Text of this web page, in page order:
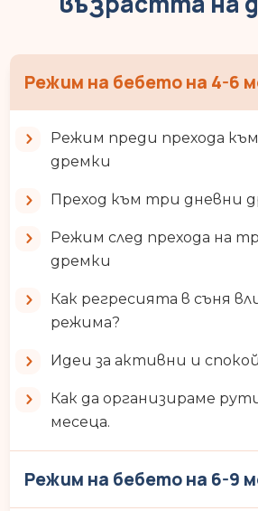
Режим на бебето на 4-6
Режим преди прехода
дремки
Преход към три дневни
Режим след прехода на
дремки
Как регресията в съня
режима?
Идеи за активни и
Как да организираме
месеца.
Режим на бебето на 6-9